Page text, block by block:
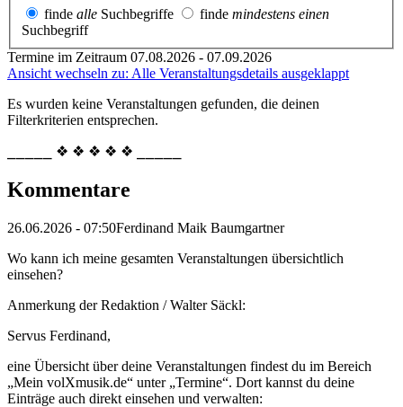
finde alle Suchbegriffe finde mindestens einen
Suchbegriff
Termine im Zeitraum 07.08.2026 - 07.09.2026
Ansicht wechseln zu: Alle Veranstaltungsdetails ausgeklappt
Es wurden keine Veranstaltungen gefunden, die deinen
Filterkriterien entsprechen.
⎯⎯⎯⎯⎯ ❖ ❖ ❖ ❖ ❖ ⎯⎯⎯⎯⎯
Kommentare
26.06.2026 - 07:50Ferdinand Maik Baumgartner
Wo kann ich meine gesamten Veranstaltungen übersichtlich
einsehen?
Anmerkung der Redaktion /Walter Säckl:
Servus Ferdinand,
eine Übersicht über deine Veranstaltungen findest du im Bereich
„Mein volXmusik.de“ unter „Termine“. Dort kannst du deine
Einträge auch direkt einsehen und verwalten: